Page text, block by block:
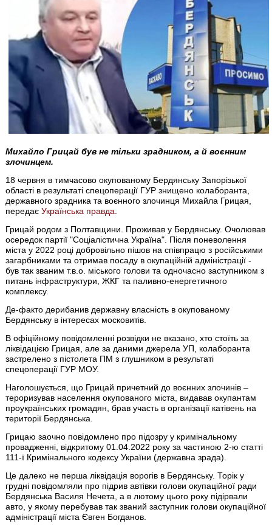
Михайло Грицай був не тільки зрадником, а й воєнним
злочинцем.
18 червня в тимчасово окупованому Бердянську Запорізької
області в результаті спецоперації ГУР знищено колаборанта,
державного зрадника та воєнного злочинця Михайла Грицая,
передаєУкраїнська правда
Грицай родом з Полтавщини. Проживав у Бердянську. Очолював
осередок партії "Соціалістична Україна". Після поневолення
міста у 2022 році добровільно пішов на співпрацю з російськими
загарбниками та отримав посаду в окупаційній адміністрації -
був так званим т.в.о. міського голови та одночасно заступником з
питань інфраструктури, ЖКГ та паливно-енергетичного
комплексу.
Де-факто дерибанив державну власність в окупованому
Бердянську в інтересах московитів.
В офіційному повідомленні розвідки не вказано, хто стоїть за
ліквідацією Грицая, але за даними джерела УП, колаборанта
застрелено з пістолета ПМ з глушником в результаті
спецоперації ГУР МОУ.
Наголошується, що Грицай причетний до воєнних злочинів –
тероризував населення окупованого міста, видавав окупантам
проукраїнських громадян, брав участь в організації катівень на
території Бердянська.
Грицаю заочно повідомлено про підозру у кримінальному
провадженні, відкритому 01.04.2022 року за частиною 2-ю статті
111-ї Кримінального кодексу України (державна зрада).
Це далеко не перша ліквідація ворогів в Бердянську. Торік у
грудні повідомляли про підрив автівки голови окупаційної ради
Бердянська Василя Нечета, а в лютому цього року підірвали
авто, у якому перебував так званий заступник голови окупаційної
адміністрації міста Євген Богданов.